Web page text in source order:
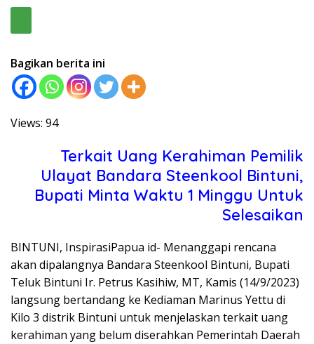
Bagikan berita ini
Views: 94
Terkait Uang Kerahiman Pemilik
Ulayat Bandara Steenkool Bintuni,
Bupati Minta Waktu 1 Minggu Untuk
Selesaikan
BINTUNI, InspirasiPapua id- Menanggapi rencana
akan dipalangnya Bandara Steenkool Bintuni, Bupati
Teluk Bintuni Ir. Petrus Kasihiw, MT, Kamis (14/9/2023)
langsung bertandang ke Kediaman Marinus Yettu di
Kilo 3 distrik Bintuni untuk menjelaskan terkait uang
kerahiman yang belum diserahkan Pemerintah Daerah